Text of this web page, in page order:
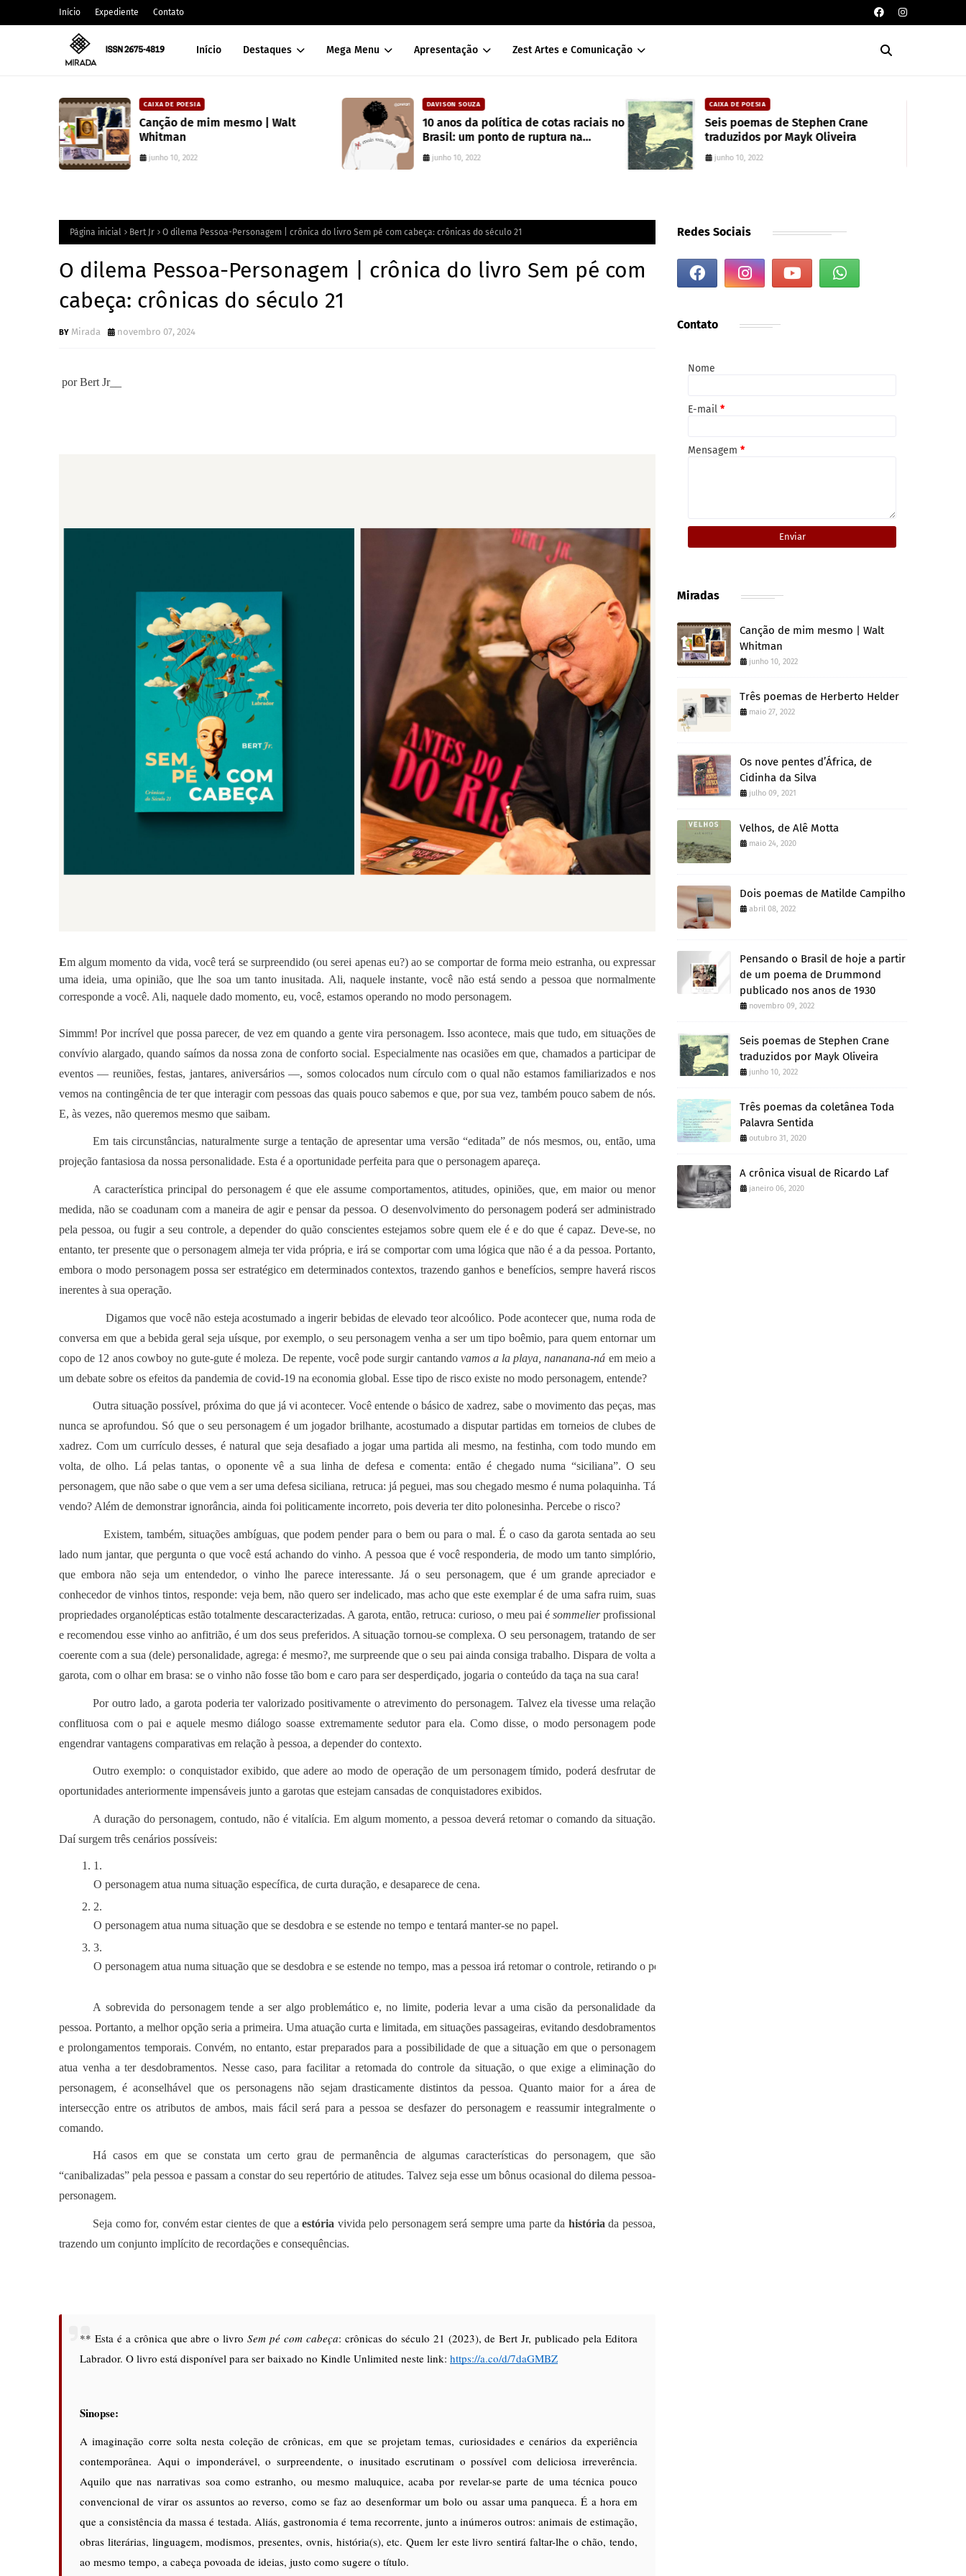
Início Expediente Contato
Início Destaques Mega Menu Apresentação Zest Artes e Comunicação
CAIXA DE POESIA
Canção de mim mesmo | Walt
Whitman
junho 10, 2022
DAVISON SOUZA
10 anos da política de cotas raciais no
Brasil: um ponto de ruptura na
colonialidade
junho 10, 2022
CAIXA DE POESIA
Seis poemas de Stephen Crane
traduzidos por Mayk Oliveira
junho 10, 2022
Página inicial Bert Jr O dilema Pessoa-Personagem | crônica do livro Sem pé com cabeça: crônicas do século 21
O dilema Pessoa-Personagem | crônica do livro Sem pé com
cabeça: crônicas do século 21
Mirada novembro 07, 2024
por Bert Jr__
Em algum momento da vida, você terá se surpreendido (ou serei apenas eu?) ao se comportar de forma meio estranha, ou expressar
uma ideia, uma opinião, que lhe soa um tanto inusitada. Ali, naquele instante, você não está sendo a pessoa que normalmente
corresponde a você. Ali, naquele dado momento, eu, você, estamos operando no modo personagem.
Simmm! Por incrível que possa parecer, de vez em quando a gente vira personagem. Isso acontece, mais que tudo, em situações de
convívio alargado, quando saímos da nossa zona de conforto social. Especialmente nas ocasiões em que, chamados a participar de
eventos — reuniões, festas, jantares, aniversários —, somos colocados num círculo com o qual não estamos familiarizados e nos
vemos na contingência de ter que interagir com pessoas das quais pouco sabemos e que, por sua vez, também pouco sabem de nós.
E, às vezes, não queremos mesmo que saibam.
Em tais circunstâncias, naturalmente surge a tentação de apresentar uma versão “editada” de nós mesmos, ou, então, uma
projeção fantasiosa da nossa personalidade. Esta é a oportunidade perfeita para que o personagem apareça.
A característica principal do personagem é que ele assume comportamentos, atitudes, opiniões, que, em maior ou menor
medida, não se coadunam com a maneira de agir e pensar da pessoa. O desenvolvimento do personagem poderá ser administrado
pela pessoa, ou fugir a seu controle, a depender do quão conscientes estejamos sobre quem ele é e do que é capaz. Deve-se, no
entanto, ter presente que o personagem almeja ter vida própria, e irá se comportar com uma lógica que não é a da pessoa. Portanto,
embora o modo personagem possa ser estratégico em determinados contextos, trazendo ganhos e benefícios, sempre haverá riscos
inerentes à sua operação.
Digamos que você não esteja acostumado a ingerir bebidas de elevado teor alcoólico. Pode acontecer que, numa roda de
conversa em que a bebida geral seja uísque, por exemplo, o seu personagem venha a ser um tipo boêmio, para quem entornar um
copo de 12 anos cowboy no gute-gute é moleza. De repente, você pode surgir cantando vamos a la playa, nananana-ná em meio a
um debate sobre os efeitos da pandemia de covid-19 na economia global. Esse tipo de risco existe no modo personagem, entende?
Outra situação possível, próxima do que já vi acontecer. Você entende o básico de xadrez, sabe o movimento das peças, mas
nunca se aprofundou. Só que o seu personagem é um jogador brilhante, acostumado a disputar partidas em torneios de clubes de
xadrez. Com um currículo desses, é natural que seja desafiado a jogar uma partida ali mesmo, na festinha, com todo mundo em
volta, de olho. Lá pelas tantas, o oponente vê a sua linha de defesa e comenta: então é chegado numa “siciliana”. O seu
personagem, que não sabe o que vem a ser uma defesa siciliana, retruca: já peguei, mas sou chegado mesmo é numa polaquinha. Tá
vendo? Além de demonstrar ignorância, ainda foi politicamente incorreto, pois deveria ter dito polonesinha. Percebe o risco?
Existem, também, situações ambíguas, que podem pender para o bem ou para o mal. É o caso da garota sentada ao seu
lado num jantar, que pergunta o que você está achando do vinho. A pessoa que é você responderia, de modo um tanto simplório,
que embora não seja um entendedor, o vinho lhe parece interessante. Já o seu personagem, que é um grande apreciador e
conhecedor de vinhos tintos, responde: veja bem, não quero ser indelicado, mas acho que este exemplar é de uma safra ruim, suas
propriedades organolépticas estão totalmente descaracterizadas. A garota, então, retruca: curioso, o meu pai é sommelierprofissional
e recomendou esse vinho ao anfitrião, é um dos seus preferidos. A situação tornou-se complexa. O seu personagem, tratando de ser
coerente com a sua (dele) personalidade, agrega: é mesmo?, me surpreende que o seu pai ainda consiga trabalho. Dispara de volta a
garota, com o olhar em brasa: se o vinho não fosse tão bom e caro para ser desperdiçado, jogaria o conteúdo da taça na sua cara!
Por outro lado, a garota poderia ter valorizado positivamente o atrevimento do personagem. Talvez ela tivesse uma relação
conflituosa com o pai e aquele mesmo diálogo soasse extremamente sedutor para ela. Como disse, o modo personagem pode
engendrar vantagens comparativas em relação à pessoa, a depender do contexto.
Outro exemplo: o conquistador exibido, que adere ao modo de operação de um personagem tímido, poderá desfrutar de
oportunidades anteriormente impensáveis junto a garotas que estejam cansadas de conquistadores exibidos.
A duração do personagem, contudo, não é vitalícia. Em algum momento, a pessoa deverá retomar o comando da situação.
Daí surgem três cenários possíveis:
O personagem atua numa situação específica, de curta duração, e desaparece de cena.
O personagem atua numa situação que se desdobra e se estende no tempo e tentará manter-se no papel.
O personagem atua numa situação que se desdobra e se estende no tempo, mas a pessoa irá retomar o controle, retirando o personagem de cena.
A sobrevida do personagem tende a ser algo problemático e, no limite, poderia levar a uma cisão da personalidade da
pessoa. Portanto, a melhor opção seria a primeira. Uma atuação curta e limitada, em situações passageiras, evitando desdobramentos
e prolongamentos temporais. Convém, no entanto, estar preparados para a possibilidade de que a situação em que o personagem
atua venha a ter desdobramentos. Nesse caso, para facilitar a retomada do controle da situação, o que exige a eliminação do
personagem, é aconselhável que os personagens não sejam drasticamente distintos da pessoa. Quanto maior for a área de
intersecção entre os atributos de ambos, mais fácil será para a pessoa se desfazer do personagem e reassumir integralmente o
comando.
Há casos em que se constata um certo grau de permanência de algumas características do personagem, que são
“canibalizadas” pela pessoa e passam a constar do seu repertório de atitudes. Talvez seja esse um bônus ocasional do dilema pessoa-
personagem.
Seja como for, convém estar cientes de que aestória vivida pelo personagem será sempre uma parte da história da pessoa,
trazendo um conjunto implícito de recordações e consequências.
** Esta é a crônica que abre o livroSem pé com cabeça: crônicas do século 21 (2023), de Bert Jr, publicado pela Editora
Labrador. O livro está disponível para ser baixado no Kindle Unlimited neste link: https://a.co/d/7daGMBZ
Sinopse:
A imaginação corre solta nesta coleção de crônicas, em que se projetam temas, curiosidades e cenários da experiência
contemporânea. Aqui o imponderável, o surpreendente, o inusitado escrutinam o possível com deliciosa irreverência.
Aquilo que nas narrativas soa como estranho, ou mesmo maluquice, acaba por revelar-se parte de uma técnica pouco
convencional de virar os assuntos ao reverso, como se faz ao desenformar um bolo ou assar uma panqueca. É a hora em
que a consistência da massa é testada. Aliás, gastronomia é tema recorrente, junto a inúmeros outros: animais de estimação,
obras literárias, linguagem, modismos, presentes, ovnis, história(s), etc. Quem ler este livro sentirá faltar-lhe o chão, tendo,
ao mesmo tempo, a cabeça povoada de ideias, justo como sugere o título.
Redes Sociais
Contato
Nome
E-mail *
Mensagem *
Miradas
Canção de mim mesmo | Walt
Whitman
junho 10, 2022
Três poemas de Herberto Helder
maio 27, 2022
Os nove pentes d’África, de
Cidinha da Silva
julho 09, 2021
Velhos, de Alê Motta
maio 24, 2020
Dois poemas de Matilde Campilho
abril 08, 2022
Pensando o Brasil de hoje a partir
de um poema de Drummond
publicado nos anos de 1930
novembro 09, 2022
Seis poemas de Stephen Crane
traduzidos por Mayk Oliveira
junho 10, 2022
Três poemas da coletânea Toda
Palavra Sentida
outubro 31, 2020
A crônica visual de Ricardo Laf
janeiro 06, 2020